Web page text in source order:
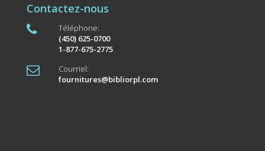
Contactez-nous
Téléphone:
(450) 625-0700
1-877-675-2775
Courriel:
fournitures@bibliorpl.com